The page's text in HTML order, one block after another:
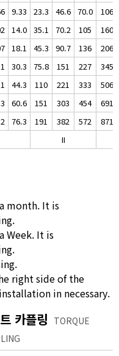
9.33 23.3 46.6 70.0
106
14.0 35.1 70.2 105
160
18.1 45.3 90.7 136
206
30.3 75.8 151 227
345
44.3 110 221 333
506
60.6 151 303 454
691
76.3 191 382 572
871
II
month. It is
Week. It is
right side of the
in necessary.
카플링
TORQUE